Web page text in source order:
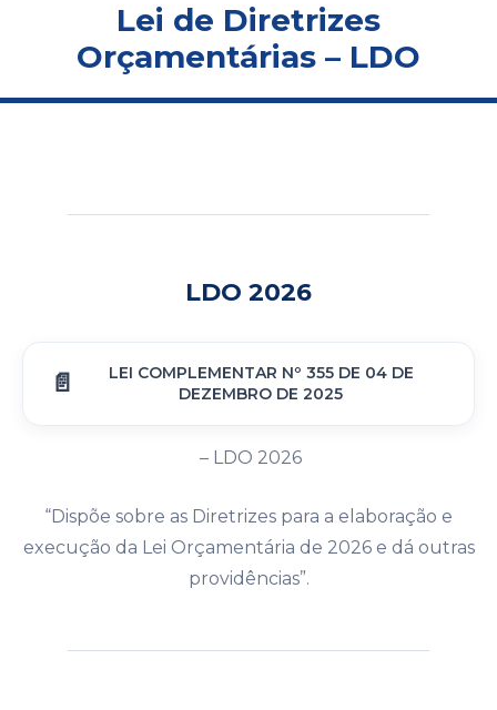
Lei de Diretrizes
Orçamentárias – LDO
LDO 2026
LEI COMPLEMENTAR Nº 355 DE 04 DE
DEZEMBRO DE 2025
– LDO 2026
“Dispõe sobre as Diretrizes para a elaboração e
execução da Lei Orçamentária de 2026 e dá outras
providências”.